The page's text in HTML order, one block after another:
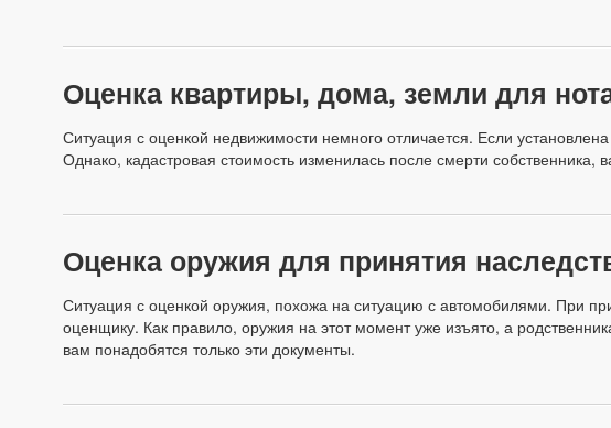
Оценка квартиры, дома, земли для
Ситуация с оценкой недвижимости немного отличается. Если
Однако, кадастровая стоимость изменилась после смерти
Оценка оружия для принятия
Ситуация с оценкой оружия, похожа на ситуацию с автомобилями. При
оценщику. Как правило, оружия на этот момент уже изъято, а
вам понадобятся только эти документы.